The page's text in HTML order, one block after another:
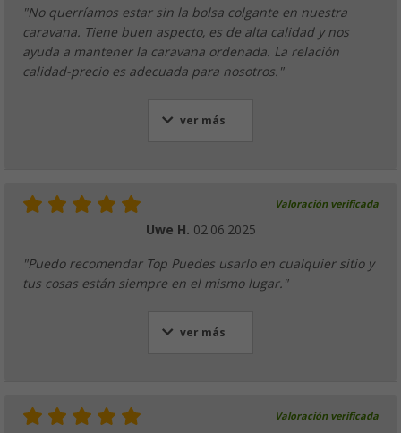
"No querríamos estar sin la bolsa colgante en nuestra
caravana. Tiene buen aspecto, es de alta calidad y nos
ayuda a mantener la caravana ordenada. La relación
calidad-precio es adecuada para nosotros."
ver más
Valoración verificada
Uwe H. 02.06.2025
"Puedo recomendar Top Puedes usarlo en cualquier sitio y
tus cosas están siempre en el mismo lugar."
ver más
Valoración verificada